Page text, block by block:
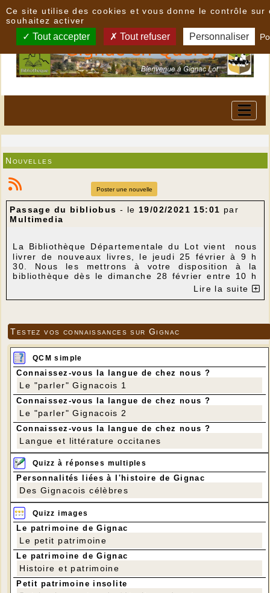
Nouvelles
Poster une nouvelle
Passage du bibliobus - le 19/02/2021 15:01 par
Multimedia
La Bibliothèque Départementale du Lot vient nous
livrer de nouveaux livres, le jeudi 25 février à 9 h
30. Nous les mettrons à votre disposition à la
bibliothèque dès le dimanche 28 février entre 10 h
Si vous voulez nous aider à les mettre en place
Lire la suite
Testez vos connaissances sur Gignac
QCM simple
Connaissez-vous la langue de chez nous ?
Le "parler" Gignacois 1
Connaissez-vous la langue de chez nous ?
Le "parler" Gignacois 2
Connaissez-vous la langue de chez nous ?
Langue et littérature occitanes
Quizz à réponses multiples
Personnalités liées à l'histoire de Gignac
Des Gignacois célèbres
Quizz images
Le patrimoine de Gignac
Le petit patrimoine
Le patrimoine de Gignac
Histoire et patrimoine
Petit patrimoine insolite
Ce site utilise des cookies et vous donne le contrôle sur
souhaitez activer
Tout accepter Tout refuser Personnaliser